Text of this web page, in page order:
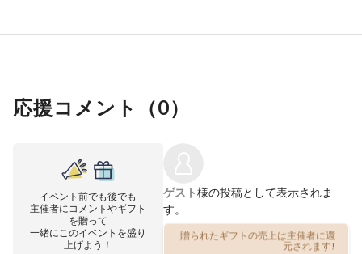
応援コメント（0）
イベント前でも後でも
主催者にコメントやギフト
を贈って
一緒にこのイベントを盛り
上げよう！
ゲスト様の投稿として表示されま
す。
贈られたギフトの売上は主催者に還
元されます!